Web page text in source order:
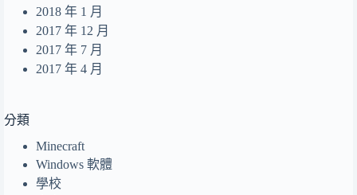
2018 年 1 月
2017 年 12 月
2017 年 7 月
2017 年 4 月
分類
Minecraft
Windows 軟體
學校